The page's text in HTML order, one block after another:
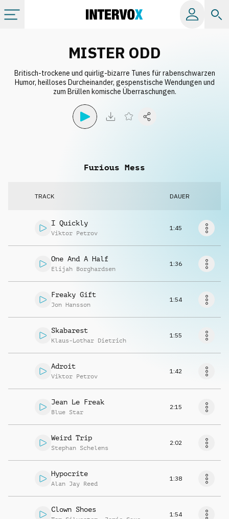
Alle Alben
Info
Musikanfrage
MISTER ODD
Britisch-trockene und quirlig-bizarre Tunes für rabenschwarzen
Humor, heilloses Durcheinander, gespenstische Wendungen und
zum Brüllen komische Überraschungen.
Furious Mess
TRACK DAUER
I Quickly
Viktor Petrov
1:45
One And A Half
Elijah Borghardsen
1:36
Freaky Gift
Jon Hansson
1:54
Skabarest
Klaus-Lothar Dietrich
1:55
Adroit
Viktor Petrov
1:42
Jean Le Freak
Blue Star
2:15
Weird Trip
Stephan Schelens
2:02
Hypocrite
Alan Jay Reed
1:38
Clown Shoes
1:54